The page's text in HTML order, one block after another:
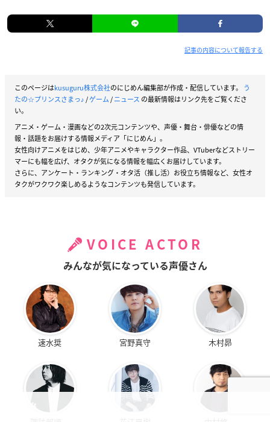
記事の内容について報告する
このページはkusuguru株式会社のにじめん編集部が作成・配信しています。
う
たの☆プリンスさまっ♪/ゲーム/ニュース の最新情報はリンク先をご覧くださ
い。
アニメ・ゲーム・漫画などの2次元コンテンツや、声優・舞台・俳優などの情
報・話題をお届けする情報メディア「にじめん」。
女性向けアニメをはじめ、少年アニメやキャラクター作品、VTuberなどストリー
マーにも幅を広げ、オタクが気になる情報を幅広くお届けしています。
さらに、アンケート・ランキング・オタ活（推し活）お役立ち情報など、女性オ
タクがワクワク楽しめるようなコンテンツも発信しています。
VOICE ACTOR
みんなが気になっている声優さん
速水奨 宮野真守 木村昴